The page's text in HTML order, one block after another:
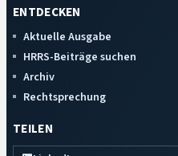
ENTDECKEN
Aktuelle Ausgabe
HRRS-Beiträge suchen
Archiv
Rechtsprechung
TEILEN